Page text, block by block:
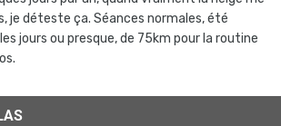
je déteste ça. Séances normales, été
jours ou presque, de 75km pour la routine